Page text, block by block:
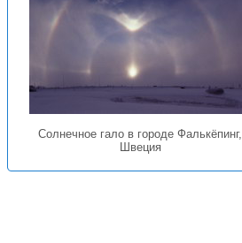
Солнечное гало в городе Фалькёпинг,
Швеция